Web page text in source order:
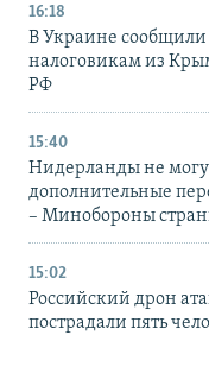
16:18
В Украине
налоговикам из
РФ
15:40
Нидерланды не
дополнительные
– Минобороны
15:02
Российский дрон
пострадали пять